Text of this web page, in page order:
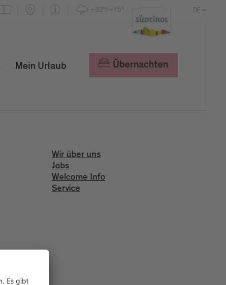
+33°/+15° DE
Mein Urlaub Übernachten
Wir über uns
Jobs
Welcome Info
Service